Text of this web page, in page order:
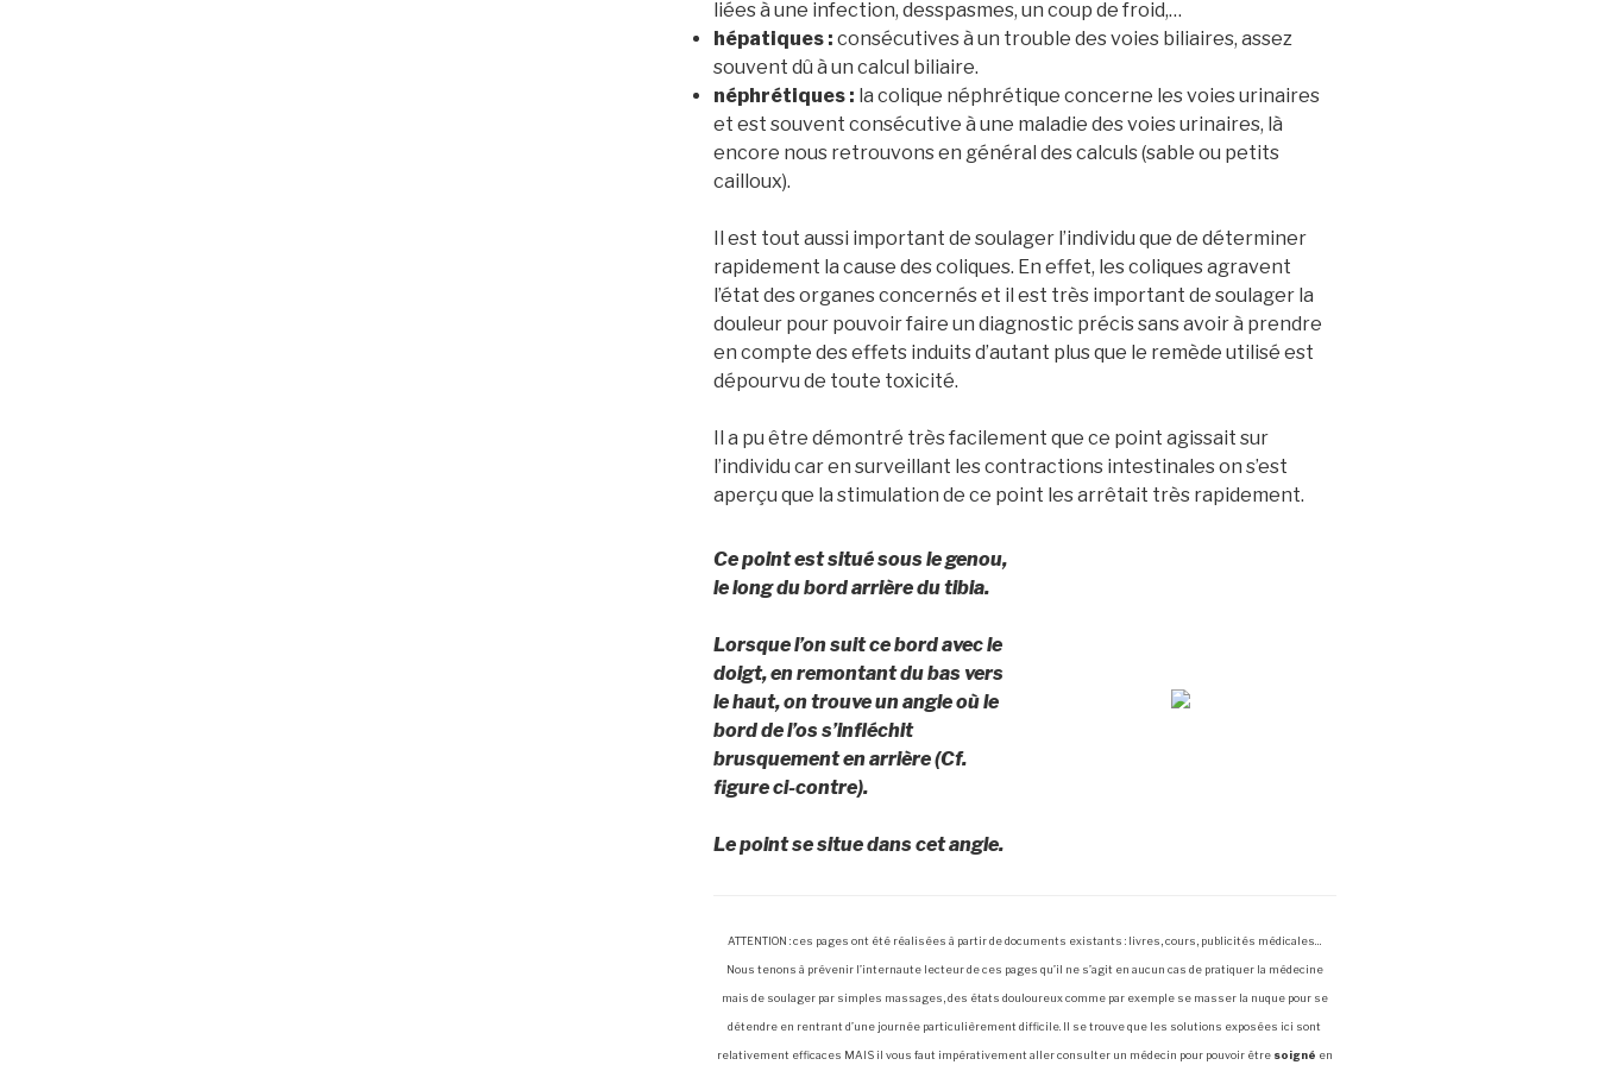
liées à une infection, desspasmes, un coup de froid,…
hépatiques : consécutives à un trouble des voies biliaires, assez
souvent dû à un calcul biliaire.
néphrétiques : la colique néphrétique concerne les voies urinaires
et est souvent consécutive à une maladie des voies urinaires, là
encore nous retrouvons en général des calculs (sable ou petits
cailloux).
Il est tout aussi important de soulager l’individu que de déterminer
rapidement la cause des coliques. En effet, les coliques agravent
l’état des organes concernés et il est très important de soulager la
douleur pour pouvoir faire un diagnostic précis sans avoir à prendre
en compte des effets induits d’autant plus que le remède utilisé est
dépourvu de toute toxicité.
Il a pu être démontré très facilement que ce point agissait sur
l’individu car en surveillant les contractions intestinales on s’est
aperçu que la stimulation de ce point les arrêtait très rapidement.
Ce point est situé sous le genou,
le long du bord arrière du tibia.
Lorsque l’on suit ce bord avec le
doigt, en remontant du bas vers
le haut, on trouve un angle où le
bord de l’os s’infléchit
brusquement en arrière (Cf.
figure ci-contre).
Le point se situe dans cet angle.
ATTENTION : ces pages ont été réalisées à partir de documents existants : livres, cours, publicités médicales…
Nous tenons à prévenir l’internaute lecteur de ces pages qu’il ne s’agit en aucun cas de pratiquer la médecine
mais de soulager par simples massages, des états douloureux comme par exemple se masser la nuque pour se
détendre en rentrant d’une journée particulièrement difficile. Il se trouve que les solutions exposées ici sont
relativement efficaces MAIS il vous faut impérativement aller consulter un médecin pour pouvoir être soigné en